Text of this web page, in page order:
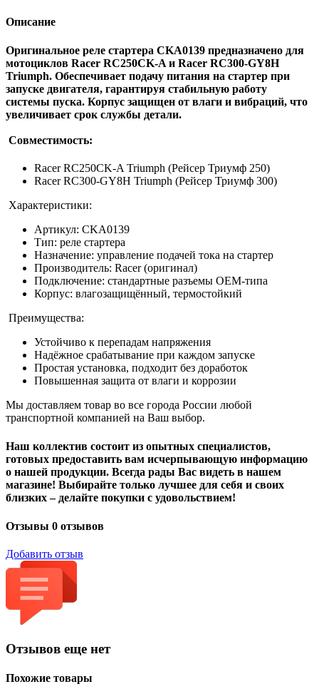
Описание
Оригинальное реле стартера CKA0139 предназначено для
мотоциклов Racer RC250CK-A и Racer RC300-GY8H
Triumph. Обеспечивает подачу питания на стартер при
запуске двигателя, гарантируя стабильную работу
системы пуска. Корпус защищен от влаги и вибраций, что
увеличивает срок службы детали.
Совместимость:
Racer RC250CK-A Triumph (Рейсер Триумф 250)
Racer RC300-GY8H Triumph (Рейсер Триумф 300)
Характеристики:
Артикул: CKA0139
Тип: реле стартера
Назначение: управление подачей тока на стартер
Производитель: Racer (оригинал)
Подключение: стандартные разъемы OEM-типа
Корпус: влагозащищённый, термостойкий
Преимущества:
Устойчиво к перепадам напряжения
Надёжное срабатывание при каждом запуске
Простая установка, подходит без доработок
Повышенная защита от влаги и коррозии
Мы доставляем товар во все города России любой
транспортной компанией на Ваш выбор.
Наш коллектив состоит из опытных специалистов,
готовых предоставить вам исчерпывающую информацию
о нашей продукции. Всегда рады Вас видеть в нашем
магазине! Выбирайте только лучшее для себя и своих
близких – делайте покупки с удовольствием!
Отзывы 0 отзывов
Добавить отзыв
Отзывов еще нет
Похожие товары